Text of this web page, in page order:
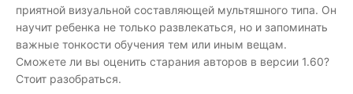
приятной визуальной составляющей мультяшного типа. Он
научит ребенка не только развлекаться, но и запоминать
важные тонкости обучения тем или иным вещам.
Сможете ли вы оценить старания авторов в версии 1.60?
Стоит разобраться.